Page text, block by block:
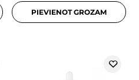
PIEVIENOT GROZAM